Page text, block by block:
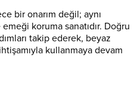
bir onarım değil; aynı
koruma sanatıdır. Doğru
takip ederek, beyaz
kullanmaya devam